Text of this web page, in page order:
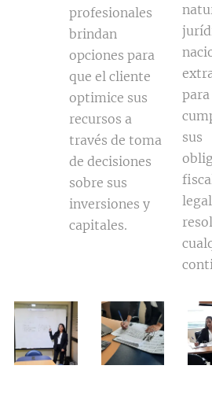
profesionales
brindan
opciones para
que el cliente
optimice sus
recursos a
través de toma
de decisiones
sobre sus
inversiones y
capitales.
para
sus